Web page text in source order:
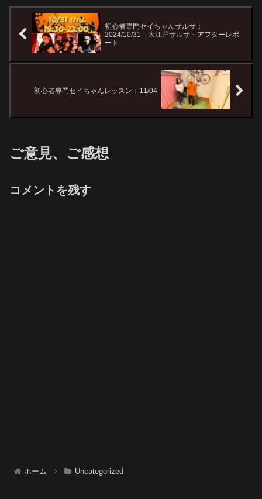
初心者専門セイちゃんサルサ：
2024/10/31 大江戸サルサ・アフターレポ
ート
初心者専門セイちゃんレッスン：11/04
ご意見、ご感想
コメントを残す
ホーム Uncategorized